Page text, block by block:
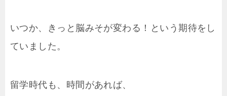
いつか、きっと脳みそが変わる！という期待をし
ていました。
留学時代も、時間があれば、